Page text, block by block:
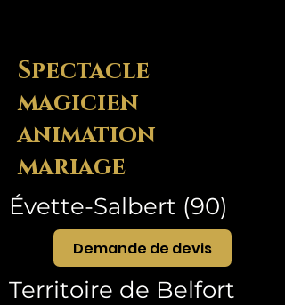
Spectacle
magicien
animation
mariage
Évette-Salbert (90)
Demande de devis
Territoire de Belfort